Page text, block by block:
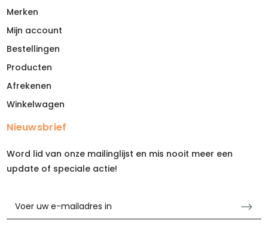
Merken
Mijn account
Bestellingen
Producten
Afrekenen
Winkelwagen
Nieuwsbrief
Word lid van onze mailinglijst en mis nooit meer een
update of speciale actie!